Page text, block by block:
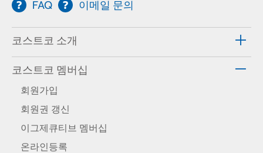
FAQ 이메일 문의
코스트코 소개
코스트코 멤버십
회원가입
회원권 갱신
이그제큐티브 멤버십
온라인등록